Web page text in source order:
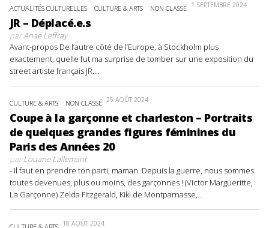
ACTUALITÉS CULTURELLES CULTURE & ARTS NON CLASSÉ 1 SEPTEMBRE 2024
JR – Déplacé.e.s
parAnaë Leffray
Avant-propos De l’autre côté de l’Europe, à Stockholm plus
exactement, quelle fut ma surprise de tomber sur une exposition du
street artiste français JR....
CULTURE & ARTS NON CLASSÉ 25 AOÛT 2024
Coupe à la garçonne et charleston – Portraits
de quelques grandes figures féminines du
Paris des Années 20
parLouane Lallemant
- Il faut en prendre ton parti, maman. Depuis la guerre, nous sommes
toutes devenues, plus ou moins, des garçonnes ! (Victor Margueritte,
La Garçonne) Zelda Fitzgerald, Kiki de Montparnasse,...
18 AOÛT 2024